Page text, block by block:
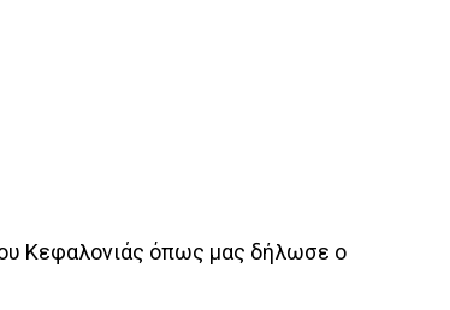
Κεφαλονιάς όπως μας δήλωσε ο